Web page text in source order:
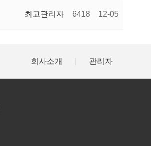
최고관리자 6418 12-05
회사소개 관리자